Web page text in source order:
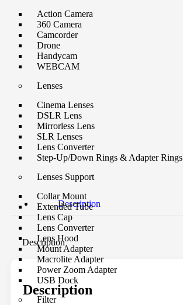
Action Camera
360 Camera
Camcorder
Drone
Handycam
WEBCAM
Lenses
Cinema Lenses
DSLR Lens
Mirrorless Lens
SLR Lenses
Lens Converter
Step-Up/Down Rings & Adapter Rings
Lenses Support
Collar Mount
Extended Tube
Lens Cap
Lens Converter
Lens Hood
Mount Adapter
Macrolite Adapter
Power Zoom Adapter
USB Dock
Filter
Description
Description
Description